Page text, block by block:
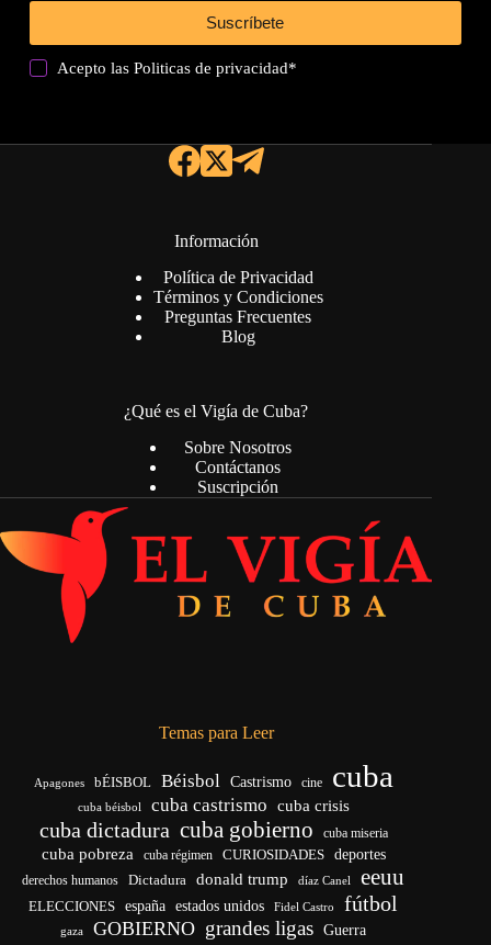
Suscríbete
Acepto lasPoliticas de privacidad*
Información
Política de Privacidad
Términos y Condiciones
Preguntas Frecuentes
Blog
¿Qué es el Vigía de Cuba?
Sobre Nosotros
Contáctanos
Suscripción
Temas para Leer
Apagones bÉISBOL Béisbol Castrismo cine cuba
cuba béisbol cuba castrismo cuba crisis
cuba dictadura cuba gobierno cuba miseria
cuba pobreza cuba régimen CURIOSIDADES deportes
derechos humanos Dictadura donald trump díaz Canel eeuu
ELECCIONES españa estados unidos Fidel Castro fútbol
gaza GOBIERNO grandes ligas Guerra